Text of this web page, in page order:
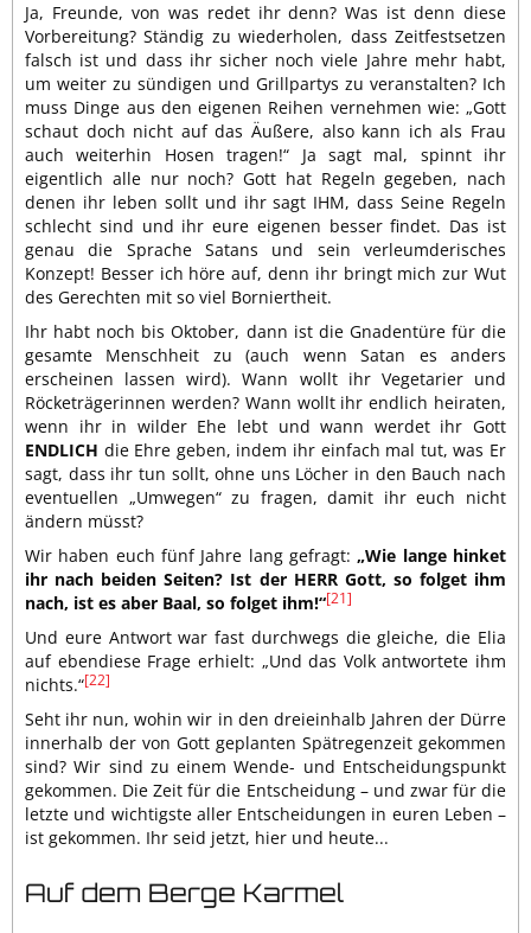
Ja, Freunde, von was redet ihr denn? Was ist denn diese
Vorbereitung? Ständig zu wiederholen, dass Zeitfestsetzen
falsch ist und dass ihr sicher noch viele Jahre mehr habt,
um weiter zu sündigen und Grillpartys zu veranstalten? Ich
muss Dinge aus den eigenen Reihen vernehmen wie: „Gott
schaut doch nicht auf das Äußere, also kann ich als Frau
auch weiterhin Hosen tragen!“ Ja sagt mal, spinnt ihr
eigentlich alle nur noch? Gott hat Regeln gegeben, nach
denen ihr leben sollt und ihr sagt IHM, dass Seine Regeln
schlecht sind und ihr eure eigenen besser findet. Das ist
genau die Sprache Satans und sein verleumderisches
Konzept! Besser ich höre auf, denn ihr bringt mich zur Wut
des Gerechten mit so viel Borniertheit.
Ihr habt noch bis Oktober, dann ist die Gnadentüre für die
gesamte Menschheit zu (auch wenn Satan es anders
erscheinen lassen wird). Wann wollt ihr Vegetarier und
Röcketrägerinnen werden? Wann wollt ihr endlich heiraten,
wenn ihr in wilder Ehe lebt und wann werdet ihr Gott
ENDLICH die Ehre geben, indem ihr einfach mal tut, was Er
sagt, dass ihr tun sollt, ohne uns Löcher in den Bauch nach
eventuellen „Umwegen“ zu fragen, damit ihr euch nicht
ändern müsst?
Wir haben euch fünf Jahre lang gefragt:„Wie lange hinket
ihr nach beiden Seiten? Ist der HERR Gott, so folget ihm
nach, ist es aber Baal, so folget ihm!“[21]
Und eure Antwort war fast durchwegs die gleiche, die Elia
auf ebendiese Frage erhielt: „Und das Volk antwortete ihm
nichts.“[22]
Seht ihr nun, wohin wir in den dreieinhalb Jahren der Dürre
innerhalb der von Gott geplanten Spätregenzeit gekommen
sind? Wir sind zu einem Wende- und Entscheidungspunkt
gekommen. Die Zeit für die Entscheidung – und zwar für die
letzte und wichtigste aller Entscheidungen in euren Leben –
ist gekommen. Ihr seid jetzt, hier und heute...
Auf dem Berge Karmel